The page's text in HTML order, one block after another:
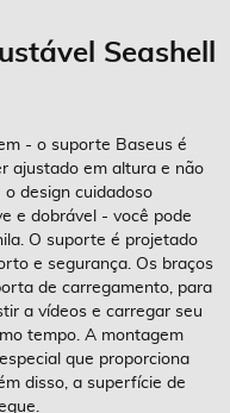
Seashell
- o suporte Baseus é
ajustado em altura e não
design cuidadoso
e dobrável - você pode
O suporte é projetado
e segurança. Os braços
de carregamento, para
a vídeos e carregar seu
tempo. A montagem
que proporciona
disso, a superfície de